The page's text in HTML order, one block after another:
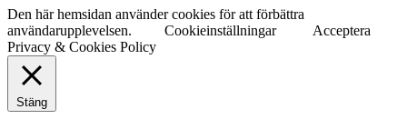
Den här hemsidan använder cookies för att förbättra
användarupplevelsen.
Cookieinställningar
Acceptera
Privacy & Cookies Policy
Stäng